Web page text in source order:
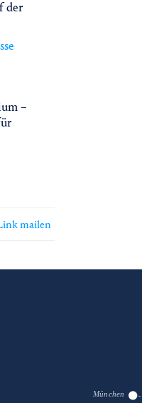
der
–
mailen
München